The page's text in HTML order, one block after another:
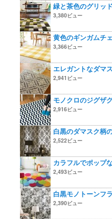
緑と茶色のグリッ
3,380ビュー
黄色のギンガムチ
3,366ビュー
エレガントなダマ
2,941ビュー
モノクロのジグザ
2,916ビュー
白黒のダマスク柄
2,522ビュー
カラフルでポップ
2,493ビュー
白黒モノトーンフ
2,390ビュー